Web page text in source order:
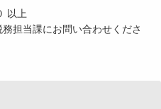
以上
当課にお問い合わせくださ